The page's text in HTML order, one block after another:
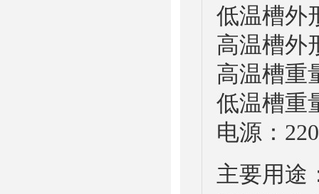
低温槽外
高温槽外
高温槽重
低温槽重
电源：
主要用途